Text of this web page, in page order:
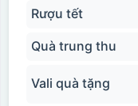
Rượu tết
Quà trung thu
Vali quà tặng